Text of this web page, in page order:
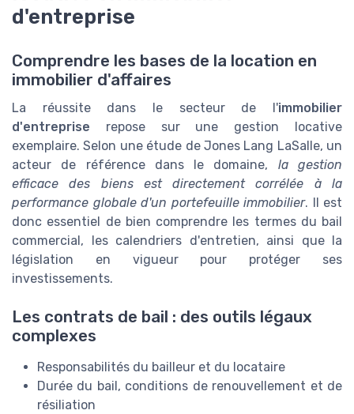
d'entreprise
Comprendre les bases de la location en
immobilier d'affaires
La réussite dans le secteur de l'immobilier
d'entreprise repose sur une gestion locative
exemplaire. Selon une étude de Jones Lang LaSalle, un
acteur de référence dans le domaine, la gestion
efficace des biens est directement corrélée à la
performance globale d'un portefeuille immobilier. Il est
donc essentiel de bien comprendre les termes du bail
commercial, les calendriers d'entretien, ainsi que la
législation en vigueur pour protéger ses
investissements.
Les contrats de bail : des outils légaux
complexes
Responsabilités du bailleur et du locataire
Durée du bail, conditions de renouvellement et de
résiliation